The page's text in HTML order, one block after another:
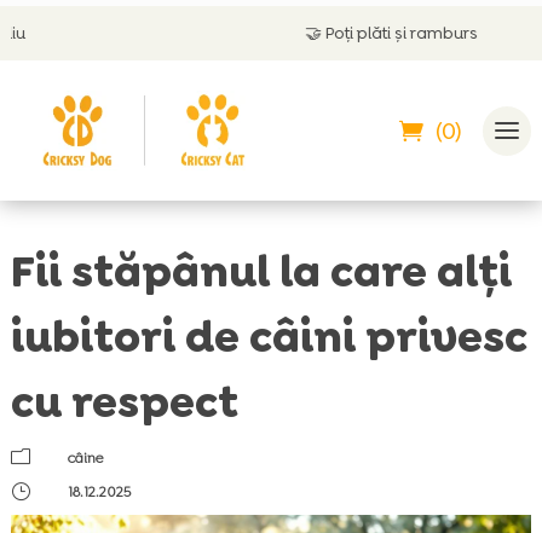
Poți plăti și ramburs
(0)
Fii stăpânul la care alți
iubitori de câini privesc
cu respect
m
câine
}
18.12.2025